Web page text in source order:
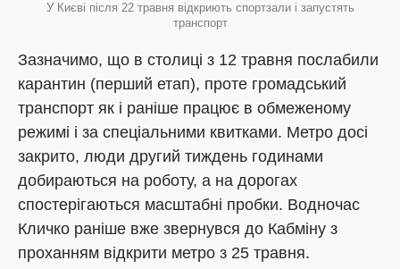
У Києві після 22 травня відкриють спортзали і запустять
транспорт
Зазначимо, що в столиці з 12 травня послабили
карантин (перший етап), проте громадський
транспорт як і раніше працює в обмеженому
режимі і за спеціальними квитками. Метро досі
закрито, люди другий тиждень годинами
добираються на роботу, а на дорогах
спостерігаються масштабні пробки. Водночас
Кличко раніше вже звернувся до Кабміну з
проханням відкрити метро з 25 травня.